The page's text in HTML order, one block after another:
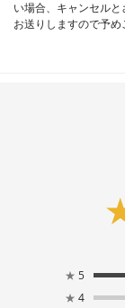
い場合、キャンセル
お送りしますので予め
★ 5
★ 4